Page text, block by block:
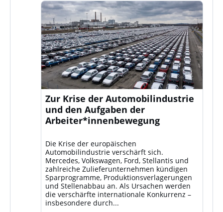
Zur Krise der Automobilindustrie
und den Aufgaben der
Arbeiter*innenbewegung
Die Krise der europäischen
Automobilindustrie verschärft sich.
Mercedes, Volkswagen, Ford, Stellantis und
zahlreiche Zulieferunternehmen kündigen
Sparprogramme, Produktionsverlagerungen
und Stellenabbau an. Als Ursachen werden
die verschärfte internationale Konkurrenz –
insbesondere durch...